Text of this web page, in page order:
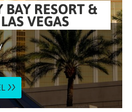
RESORT &
VEGAS